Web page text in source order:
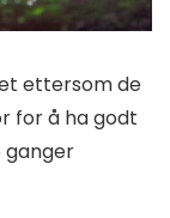
ettersom de
for å ha godt
ganger